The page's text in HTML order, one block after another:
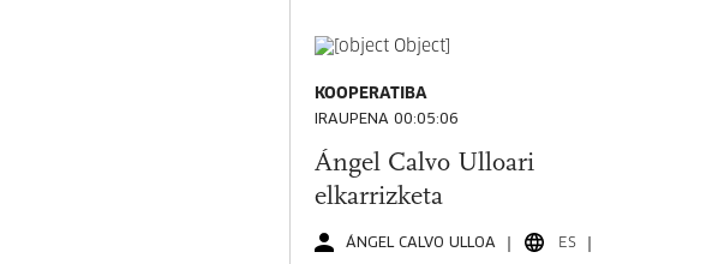
KOOPERATIBA
IRAUPENA 00:05:06
Ángel Calvo Ulloari
elkarrizketa
ÁNGEL CALVO ULLOA ES